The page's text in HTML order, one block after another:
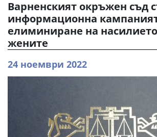
Варненският окръжен съд
информационна
елиминиране на
жените
24 ноември 2022